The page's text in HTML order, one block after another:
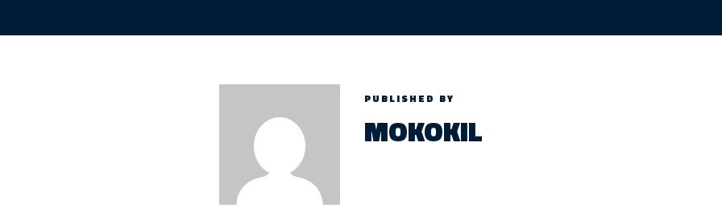
PUBLISHED BY
MOKOKIL